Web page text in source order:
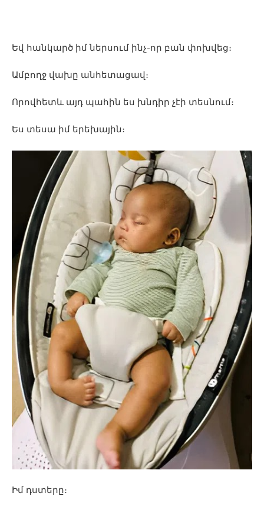
Եվ հանկարծ իմ ներսում ինչ-որ բան փոխվեց։
Ամբողջ վախը անհետացավ։
Որովհետև այդ պահին ես խնդիր չէի տեսնում։
Ես տեսա իմ երեխային։
Իմ դստերը։